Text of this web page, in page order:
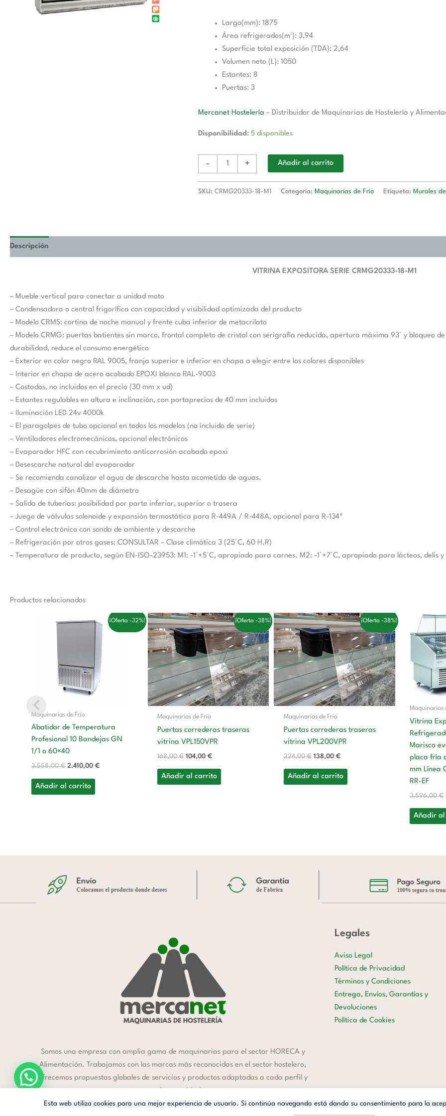
Largo(mm): 1875
Área refrigerados(m²): 3,94
Superficie total exposición (TDA): 2,64
Volumen neto (L): 1050
Estantes: 8
Puertas: 3
Mercanet Hostelería – Distribuidor de Maquinarias de Hostelería y
Disponibilidad: 5 disponibles
- + Añadir al carrito
SKU:CRMG20333-18-M1 Categoría: Maquinarias de Frío Etiqueta: Murales
Descripción
VITRINA EXPOSITORA SERIE CRMG20333-18-M1
– Mueble vertical para conectar a unidad moto
– Condensadora o central frigorífica con capacidad y visibilidad optimizada del producto
– Modelo CRMS: cortina de noche manual y frente cuba inferior de metacrilato
– Modelo CRMG: puertas batientes sin marco, frontal completo de cristal con serigrafía reducida, apertura máxima 93° y bloqueo
durabilidad, reduce el consumo energético
– Exterior en color negro RAL 9005, franja superior e inferior en chapa a elegir entre los colores disponibles
– Interior en chapa de acero acabado EPOXI blanco RAL-9003
– Costados, no incluidos en el precio (30 mm x ud)
– Estantes regulables en altura e inclinación, con portaprecios de 40 mm incluidos
– Iluminación LED 24v 4000k
– El paragolpes de tubo opcional en todos los modelos (no incluido de serie)
– Ventiladores electromecánicos, opcional electrónicos
– Evaporador HFC con recubrimiento anticorrosión acabado epoxi
– Desescarche natural del evaporador
– Se recomienda canalizar el agua de descarche hasta acometida de aguas.
– Desagüe con sifón 40mm de diámetro
– Salida de tuberías: posibilidad por parte inferior, superior o trasera
– Juego de válvulas solenoide y expansión termostática para R-449A / R-448A, opcional para R-134ª
– Control electrónico con sonda de ambiente y descarche
– Refrigeración por otros gases: CONSULTAR – Clase climática 3 (25°C, 60 H.R)
– Temperatura de producto, según EN-ISO-23953: M1: -1°+5°C, apropiado para carnes. M2: -1°+7°C, apropiado para lácteos, delis y
Productos relacionados
¡Oferta -32%!
Maquinarias de Frío
Abatidor de Temperatura
Profesional 10 Bandejas GN
1/1 o 60×40
3.558,00€ 2.410,00€
precio
Añadir al carrito
¡Oferta -38%!
Maquinarias de Frío
Puertas correderas traseras
vitrina VPL150VPR
168,00€
El
precio
original
era:
168,00 €.
104,00€
El
precio
actual
es:
104,00 €.
Añadir al carrito
¡Oferta -38%!
Maquinarias de Frío
Puertas correderas traseras
vitrina VPL200VPR
224,00€
El
precio
original
224,00 €.
138,00 €
El
precio
actual
es:
138,00 €.
Añadir al carrito
Maquinarias
Vitrina
Marisco
placa fría
mm Línea
RR-EF
3.596,00€
Añadir
Somos una empresa con amplia gama de maquinarias para el sector HORECA y
Alimentación. Trabajamos con las marcas más reconocidas en el sector hostelero,
ofrecemos propuestas globales de servicios y productos adaptadas a cada perfil y
Legales
Aviso Legal
Política de Privacidad
Términos y Condiciones
Entrega, Envíos, Garantías y
Devoluciones
Política de Cookies
Esta web utiliza cookies para una mejor experiencia de usuario. Si continúa navegando está dando su consentimiento para la